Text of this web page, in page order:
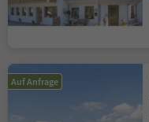
Auf Anfrage